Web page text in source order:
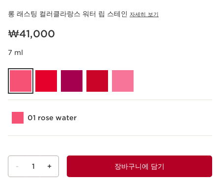
롱 래스팅 컬러클라랑스 워터 립 스테인 자세히 보기
현재 가격 ₩41,000
₩41,000
7 ml
01 rose water
- 1 + 장바구니에 담기